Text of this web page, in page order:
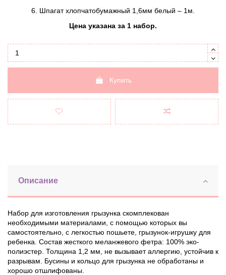
6. Шпагат хлопчатобумажный 1,6мм белый – 1м.
Цена указана за 1 набор.
Купить
Описание
Набор для изготовления грызунка скомплекован
необходимыми материалами, с помощью которых вы
самостоятельно, с легкостью пошьете, грызунок-игрушку для
ребенка. Состав жесткого меланжевого фетра: 100% эко-
полиэстер. Толщина 1,2 мм, не вызывает аллергию, устойчив к
разрывам. Бусины и кольцо для грызунка не обработаны и
хорошо отшлифованы.